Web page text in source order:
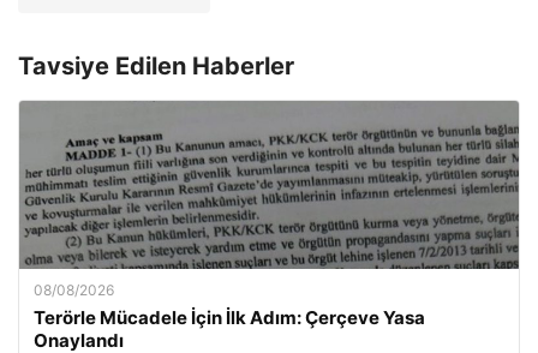
Tavsiye Edilen Haberler
08/08/2026
Terörle Mücadele İçin İlk Adım: Çerçeve Yasa
Onaylandı